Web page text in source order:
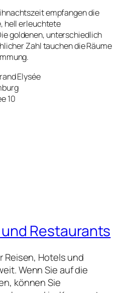
empfangen die
hell erleuchtete
goldenen, unterschiedlich
Zahl tauchen die Räume
Elysée
10
Restaurants
Reisen, Hotels und
Wenn Sie auf die
können Sie